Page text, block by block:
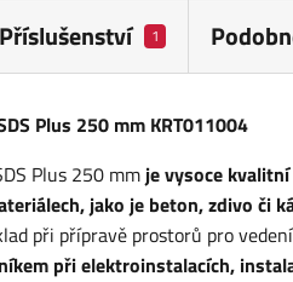
Příslušenství 1
Plus 250 mm KRT011004
Plus 250 mmje vysoce
jako je beton, zdivo či
při přípravě prostorů pro
při elektroinstalacích,